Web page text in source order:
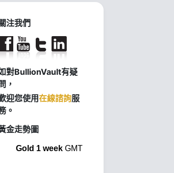
關注我們
對BullionVault有疑
問，
迎您使用在線諮詢服
。
金走勢圖
Gold 1 weekGMT